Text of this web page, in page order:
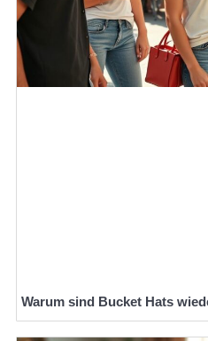
Warum sind Bucket Hats